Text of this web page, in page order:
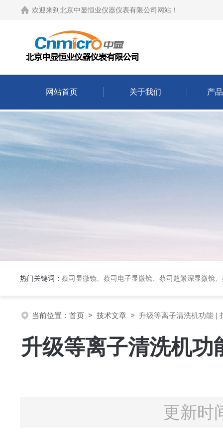
欢迎来到 北京中显恒业仪器仪表有限公司网站 ！
网站首页 关于我们 产
热门关键词： 蔡司显微镜、蔡司电子显微镜、蔡司超景深显微镜
当前位置： 首页 > 技术文章 > 升级等离子清洗机功能 |
升级等离子清洗机
更新时